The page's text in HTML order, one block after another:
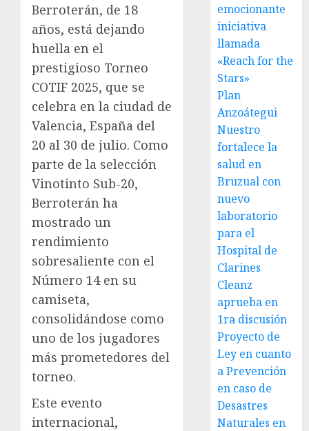
Berroterán, de 18
años, está dejando
huella en el
prestigioso Torneo
COTIF 2025, que se
celebra en la ciudad de
Valencia, España del
20 al 30 de julio. Como
parte de la selección
Vinotinto Sub-20,
Berroterán ha
mostrado un
rendimiento
sobresaliente con el
Número 14 en su
camiseta,
consolidándose como
uno de los jugadores
más prometedores del
torneo.
Este evento
internacional,
emocionante
iniciativa
llamada
«Reach for the
Stars»
Plan
Anzoátegui
Nuestro
fortalece la
salud en
Bruzual con
nuevo
laboratorio
para el
Hospital de
Clarines
Cleanz
aprueba en
1ra discusión
Proyecto de
Ley en cuanto
a Prevención
en caso de
Desastres
Naturales en